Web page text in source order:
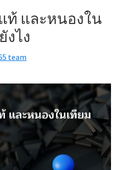
ท้ และหนองใน
งไง
team